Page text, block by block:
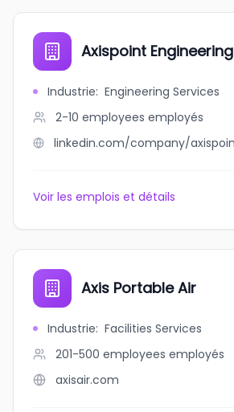
Axispoint Engineering
Industrie: Engineering Services
2-10 employees employés
Voir les emplois et détails
Axis Portable Air
Industrie: Facilities Services
201-500 employees employés
axisair.com